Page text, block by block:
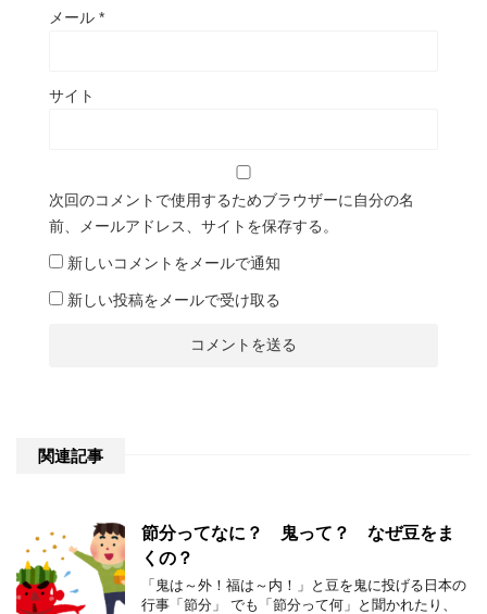
メール *
サイト
次回のコメントで使用するためブラウザーに自分の名
前、メールアドレス、サイトを保存する。
新しいコメントをメールで通知
新しい投稿をメールで受け取る
関連記事
節分ってなに？ 鬼って？ なぜ豆をま
くの？
「鬼は～外！福は～内！」と豆を鬼に投げる日本の
行事「節分」 でも「節分って何」と聞かれたり、